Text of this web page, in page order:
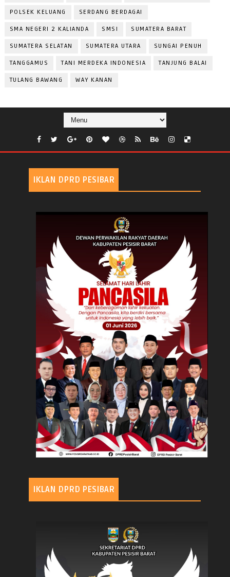
POLSEK KELUANG SERDANG BERDAGAI
SMA NEGERI 2 KALIANDA SMSI SUMATERA BARAT
SUMATERA SELATAN SUMATERA UTARA SUNGAI PENUH
TANGGAMUS TANI MERDEKA INDONESIA TANJUNG BALAI
TULANG BAWANG WAY KANAN
IKLAN DPRD PESIBAR
IKLAN DPRD PESIBAR